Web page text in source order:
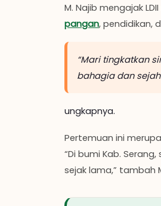
M. Najib mengajak
pangan, pendidikan,
“Mari tingkatkan
bahagia dan
ungkapnya.
Pertemuan ini
“Di bumi Kab.
sejak lama,” tambah